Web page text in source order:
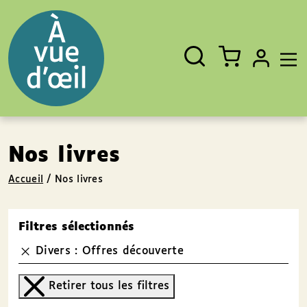
Fermer
Rechercher
un
livre,
un
auteur,
un
EAN
Nos livres
Accueil / Nos livres
Filtres sélectionnés
Divers : Offres découverte
Retirer tous les filtres